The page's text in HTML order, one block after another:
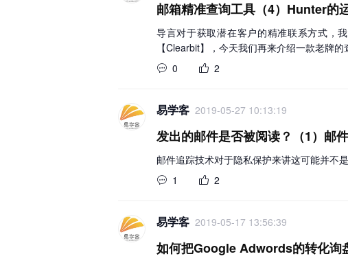
邮箱精准查询工具（4）Hunter的
导言对于获取潜在客户的精准联系方式，
【Clearbit】，今天我们再来介绍一款老牌
0
2
易学客 2019-05-27 10:13:19
发出的邮件是否被阅读？（1）邮
邮件追踪技术对于隐私保护来讲这可能并不
1
2
易学客 2019-05-17 13:56:39
如何把Google Adwords的转化询